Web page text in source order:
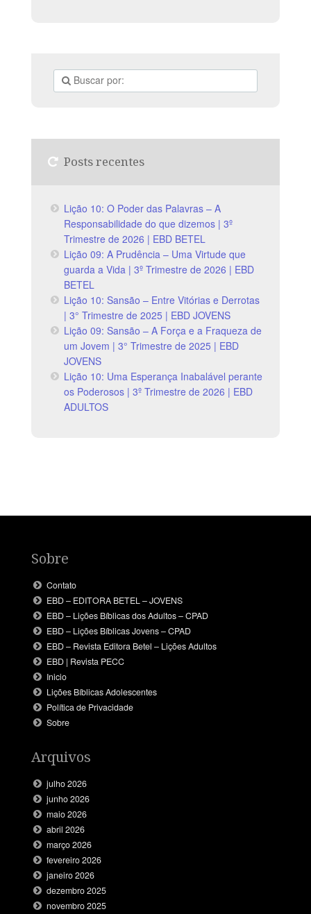
Posts recentes
Lição 10: O Poder das Palavras – A
Responsabilidade do que dizemos | 3º
Trimestre de 2026 | EBD BETEL
Lição 09: A Prudência – Uma Virtude que
guarda a Vida | 3º Trimestre de 2026 | EBD
BETEL
Lição 10: Sansão – Entre Vitórias e Derrotas
| 3° Trimestre de 2025 | EBD JOVENS
Lição 09: Sansão – A Força e a Fraqueza de
um Jovem | 3° Trimestre de 2025 | EBD
JOVENS
Lição 10: Uma Esperança Inabalável perante
os Poderosos | 3º Trimestre de 2026 | EBD
ADULTOS
Sobre
Contato
EBD – EDITORA BETEL – JOVENS
EBD – Lições Bíblicas dos Adultos – CPAD
EBD – Lições Bíblicas Jovens – CPAD
EBD – Revista Editora Betel – Lições Adultos
EBD | Revista PECC
Inicio
Lições Bíblicas Adolescentes
Política de Privacidade
Sobre
Arquivos
julho 2026
junho 2026
maio 2026
abril 2026
março 2026
fevereiro 2026
janeiro 2026
dezembro 2025
novembro 2025